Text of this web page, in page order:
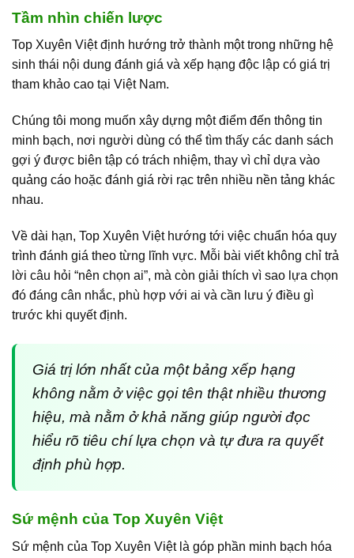
Tầm nhìn chiến lược
Top Xuyên Việt định hướng trở thành một trong những hệ
sinh thái nội dung đánh giá và xếp hạng độc lập có giá trị
tham khảo cao tại Việt Nam.
Chúng tôi mong muốn xây dựng một điểm đến thông tin
minh bạch, nơi người dùng có thể tìm thấy các danh sách
gợi ý được biên tập có trách nhiệm, thay vì chỉ dựa vào
quảng cáo hoặc đánh giá rời rạc trên nhiều nền tảng khác
nhau.
Về dài hạn, Top Xuyên Việt hướng tới việc chuẩn hóa quy
trình đánh giá theo từng lĩnh vực. Mỗi bài viết không chỉ trả
lời câu hỏi “nên chọn ai”, mà còn giải thích vì sao lựa chọn
đó đáng cân nhắc, phù hợp với ai và cần lưu ý điều gì
trước khi quyết định.
Giá trị lớn nhất của một bảng xếp hạng
không nằm ở việc gọi tên thật nhiều thương
hiệu, mà nằm ở khả năng giúp người đọc
hiểu rõ tiêu chí lựa chọn và tự đưa ra quyết
định phù hợp.
Sứ mệnh của Top Xuyên Việt
Sứ mệnh của Top Xuyên Việt là góp phần minh bạch hóa